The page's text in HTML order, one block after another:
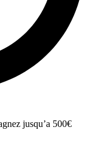
jusqu’a 500€